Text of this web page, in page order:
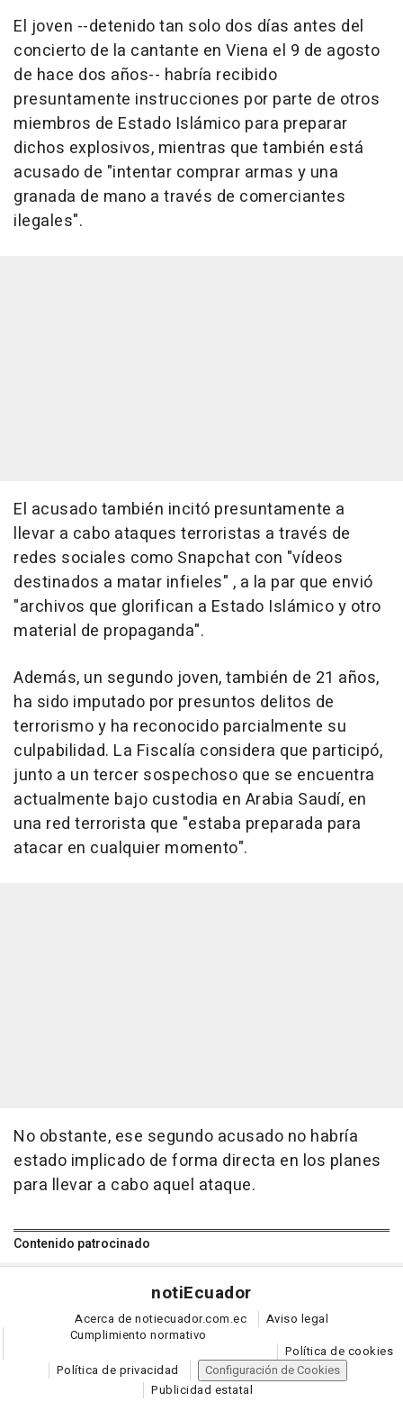
El joven --detenido tan solo dos días antes del
concierto de la cantante en Viena el 9 de agosto
de hace dos años-- habría recibido
presuntamente instrucciones por parte de otros
miembros de Estado Islámico para preparar
dichos explosivos, mientras que también está
acusado de "intentar comprar armas y una
granada de mano a través de comerciantes
ilegales".
El acusado también incitó presuntamente a
llevar a cabo ataques terroristas a través de
redes sociales como Snapchat con "vídeos
destinados a matar infieles" , a la par que envió
"archivos que glorifican a Estado Islámico y otro
material de propaganda".
Además, un segundo joven, también de 21 años,
ha sido imputado por presuntos delitos de
terrorismo y ha reconocido parcialmente su
culpabilidad. La Fiscalía considera que participó,
junto a un tercer sospechoso que se encuentra
actualmente bajo custodia en Arabia Saudí, en
una red terrorista que "estaba preparada para
atacar en cualquier momento".
No obstante, ese segundo acusado no habría
estado implicado de forma directa en los planes
para llevar a cabo aquel ataque.
Contenido patrocinado
notiEcuador
Acerca de notiecuador.com.ec
Aviso legal
Cumplimiento normativo
Política de cookies
Política de privacidad
Configuración de Cookies
Publicidad estatal